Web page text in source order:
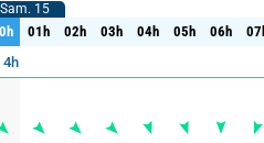
4h
Sam. 15
01h 02h 03h 04h 05h 06h
Sam. 15
01h 02h 03h 04h 05h 06h